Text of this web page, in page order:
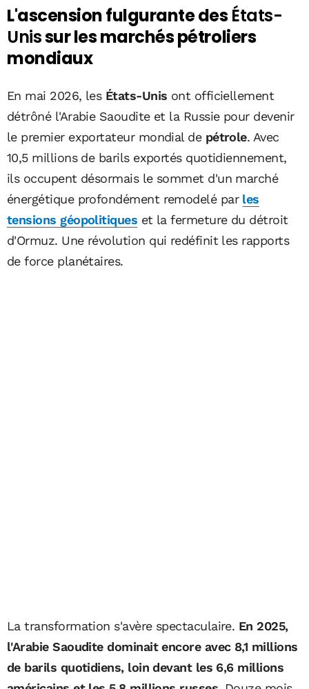
L'ascension fulgurante desÉtats-
Unissur les marchés pétroliers
mondiaux
En mai 2026, les États-Unis ont officiellement
détrôné l'Arabie Saoudite et la Russie pour devenir
le premier exportateur mondial de pétrole. Avec
10,5 millions de barils exportés quotidiennement,
ils occupent désormais le sommet d'un marché
énergétique profondément remodelé par les
tensions géopolitiques et la fermeture du détroit
d'Ormuz. Une révolution qui redéfinit les rapports
de force planétaires.
La transformation s'avère spectaculaire. En 2025,
l'Arabie Saoudite dominait encore avec 8,1 millions
de barils quotidiens, loin devant les 6,6 millions